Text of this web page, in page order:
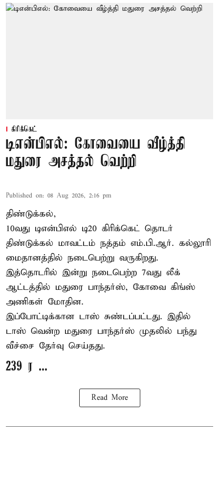
கிரிக்கெட்
டிஎன்பிஎல்: கோவையை வீழ்த்தி
மதுரை அசத்தல் வெற்றி
Published on: 08 Aug 2026, 2:16 pm
திண்டுக்கல்,
10வது டிஎன்பிஎல் டி20 கிரிக்கெட் தொடர்
திண்டுக்கல் மாவட்டம் நத்தம் எம்.பி.ஆர். கல்லூரி
மைதானத்தில் நடைபெற்று வருகிறது.
இத்தொடரில் இன்று நடைபெற்ற 7வது லீக்
ஆட்டத்தில் மதுரை பாந்தர்ஸ், கோவை கிங்ஸ்
அணிகள் மோதின.
இப்போட்டிக்கான டாஸ் சுண்டப்பட்டது. இதில்
டாஸ் வென்ற மதுரை பாந்தர்ஸ் முதலில் பந்து
வீச்சை தேர்வு செய்தது.
239 ர ...
Read More